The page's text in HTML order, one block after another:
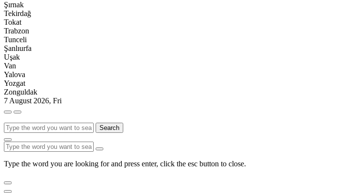
Şırnak
Tekirdağ
Tokat
Trabzon
Tunceli
Şanlıurfa
Uşak
Van
Yalova
Yozgat
Zonguldak
7 August 2026, Fri
Search
Type the word you are looking for and press enter, click the esc button to close.